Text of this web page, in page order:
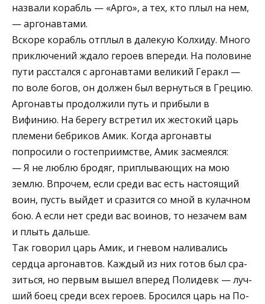
назвали корабль — «Арго», а тех, кто плыл на нем,
— аргонавтами.
Вскоре корабль от­плыл в далекую Колхи­ду. Много
приключений ждало героев впереди. На половине
пути рас­стался с аргонавтами ве­ликий Геракл —
по воле богов, он должен был вернуться в Грецию.
Аргонавты продолжи­ли путь и прибыли в
Вифинию. На берегу встре­тил их жестокий царь
племени бебриков Амик. Когда аргонавты
попросили о гостеприимстве, Амик засмеялся:
— Я не люблю бродяг, приплывающих на мою
землю. Впрочем, если сре­ди вас есть настоящий
воин, пусть выйдет и сразится со мной в кулачном
бою. А если нет среди вас воинов, то незачем вам
и плыть дальше.
Так говорил царь Амик, и гневом наливались
сердца аргонавтов. Каждый из них готов был сра­
зиться, но первым вышел вперед Полидевк — луч­
ший боец среди всех героев. Бросился царь на По­